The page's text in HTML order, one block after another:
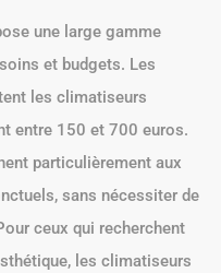
une large gamme
et budgets. Les
les climatiseurs
entre 150 et 700 euros.
particulièrement aux
sans nécessiter de
ceux qui recherchent
les climatiseurs